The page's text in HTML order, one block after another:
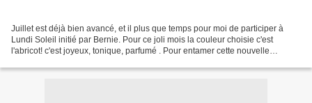
Juillet est déjà bien avancé, et il plus que temps pour moi de participer à
Lundi Soleil initié par Bernie. Pour ce joli mois la couleur choisie c'est
l'abricot! c'est joyeux, tonique, parfumé . Pour entamer cette nouvelle